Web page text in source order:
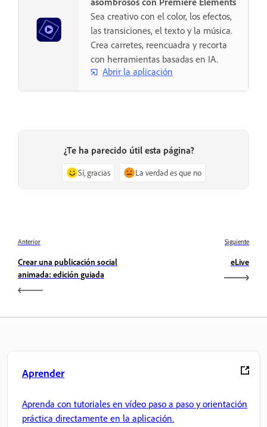
Sea creativo con el color, los efectos,
las transiciones, el texto y la música.
Crea carretes, reencuadra y recorta
con herramientas basadas en IA.
Abrir la aplicación
¿Te ha parecido útil esta página?
Sí, gracias La verdad es que no
Anterior
Crear una publicación social
animada: edición guiada
Siguiente
eLive
Aprender
Aprenda con tutoriales en vídeo paso a paso y orientación
práctica directamente en la aplicación.